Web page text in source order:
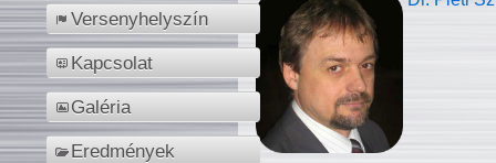
Versenyhelyszín
Kapcsolat
Galéria
Eredmények